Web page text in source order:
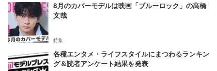
8月のカバーモデルは映画「ブルーロック」の高橋
文哉
特集
各種エンタメ・ライフスタイルにまつわるランキン
グ＆読者アンケート結果を発表